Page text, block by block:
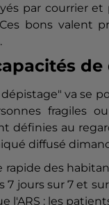
par courrier
bons valent
va se
fragiles
définies au
diffusé
rapide des
jours sur 7 et
l'ARS : les